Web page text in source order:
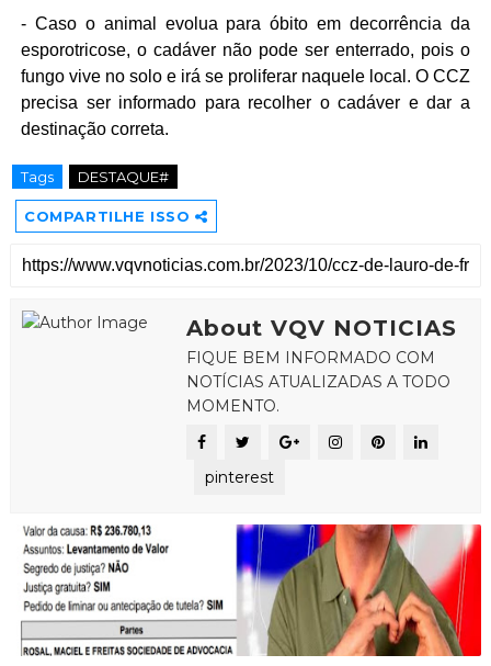
- Caso o animal evolua para óbito em decorrência da
esporotricose, o cadáver não pode ser enterrado, pois o
fungo vive no solo e irá se proliferar naquele local. O CCZ
precisa ser informado para recolher o cadáver e dar a
destinação correta.
Tags DESTAQUE#
COMPARTILHE ISSO
About VQV NOTICIAS
FIQUE BEM INFORMADO COM
NOTÍCIAS ATUALIZADAS A TODO
MOMENTO.
pinterest